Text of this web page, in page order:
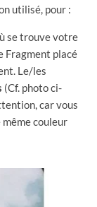
utilisé, pour :
se trouve votre
Fragment placé
Le/les
(Cf. photo ci-
car vous
même couleur